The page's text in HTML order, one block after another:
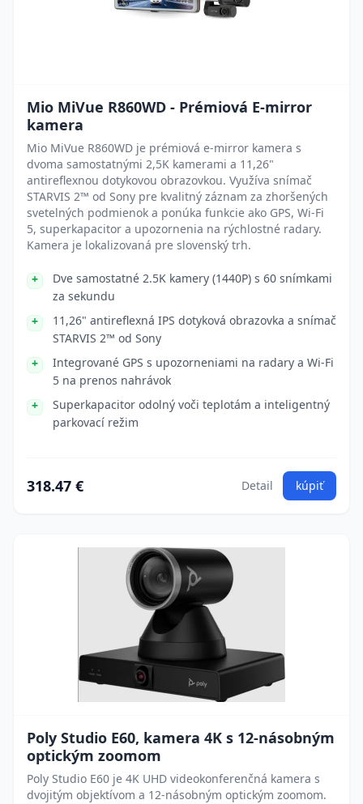
Mio MiVue R860WD - Prémiová E-mirror
kamera
Mio MiVue R860WD je prémiová e-mirror kamera s
dvoma samostatnými 2,5K kamerami a 11,26"
antireflexnou dotykovou obrazovkou. Využíva snímač
STARVIS 2™ od Sony pre kvalitný záznam za zhoršených
svetelných podmienok a ponúka funkcie ako GPS, Wi-Fi
5, superkapacitor a upozornenia na rýchlostné radary.
Kamera je lokalizovaná pre slovenský trh.
Dve samostatné 2.5K kamery (1440P) s 60 snímkami
za sekundu
11,26" antireflexná IPS dotyková obrazovka a snímač
STARVIS 2™ od Sony
Integrované GPS s upozorneniami na radary a Wi-Fi
5 na prenos nahrávok
Superkapacitor odolný voči teplotám a inteligentný
parkovací režim
318.47 € Detail kúpiť
Poly Studio E60, kamera 4K s 12-násobným
optickým zoomom
Poly Studio E60 je 4K UHD videokonferenčná kamera s
dvojitým objektívom a 12-násobným optickým zoomom.